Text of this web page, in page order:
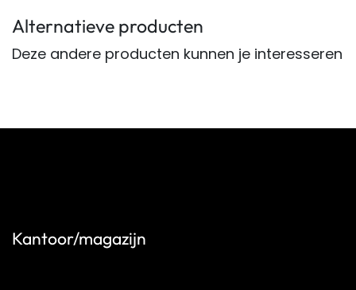
Alternatieve producten
Deze andere producten kunnen je interesseren
Kantoor/magazijn